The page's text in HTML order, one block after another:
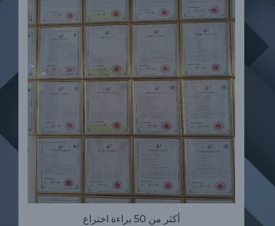
أكثر من 50 براءة اختراع